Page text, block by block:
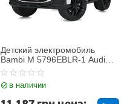
Детский электромобиль
Bambi M 5796EBLR-1 Audi
Q7
в наличии